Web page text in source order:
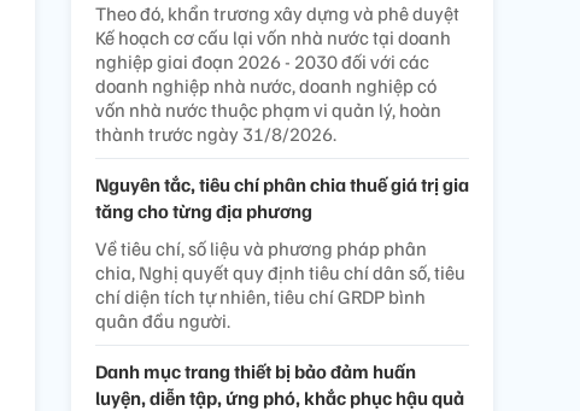
Theo đó, khẩn trương xây dựng và phê duyệt
Kế hoạch cơ cấu lại vốn nhà nước tại doanh
nghiệp giai đoạn 2026 - 2030 đối với các
doanh nghiệp nhà nước, doanh nghiệp có
vốn nhà nước thuộc phạm vi quản lý, hoàn
thành trước ngày 31/8/2026.
Nguyên tắc, tiêu chí phân chia thuế giá trị gia
tăng cho từng địa phương
Về tiêu chí, số liệu và phương pháp phân
chia, Nghị quyết quy định tiêu chí dân số, tiêu
chí diện tích tự nhiên, tiêu chí GRDP bình
quân đầu người.
Danh mục trang thiết bị bảo đảm huấn
luyện, diễn tập, ứng phó, khắc phục hậu quả